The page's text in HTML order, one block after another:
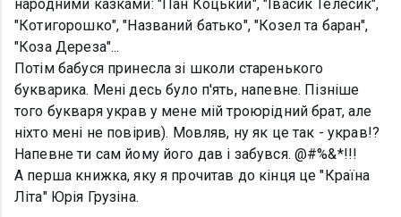
народними казками: "Пан Коцький", "Івасик Телесик",
"Котигорошко", "Названий батько", "Козел та баран",
"Коза Дереза"...
Потім бабуся принесла зі школи старенького
букварика. Мені десь було п'ять, напевне. Пізніше
того букваря украв у мене мій троюрідний брат, але
ніхто мені не повірив). Мовляв, ну як це так - украв!?
Напевне ти сам йому його дав і забувся. @#%&*!!!
А перша книжка, яку я прочитав до кінця це "Країна
Літа" Юрія Грузіна.